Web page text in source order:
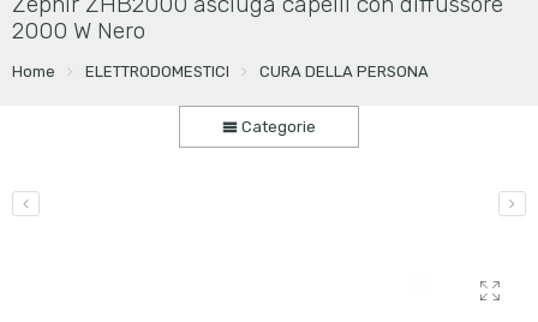
2000 W Nero
Home ELETTRODOMESTICI CURA DELLA PERSONA
Categorie